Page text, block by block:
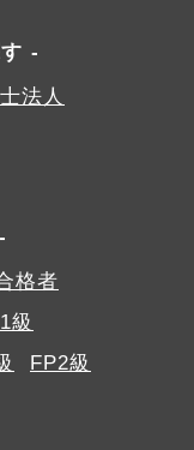
法人
格者
級
FP2級